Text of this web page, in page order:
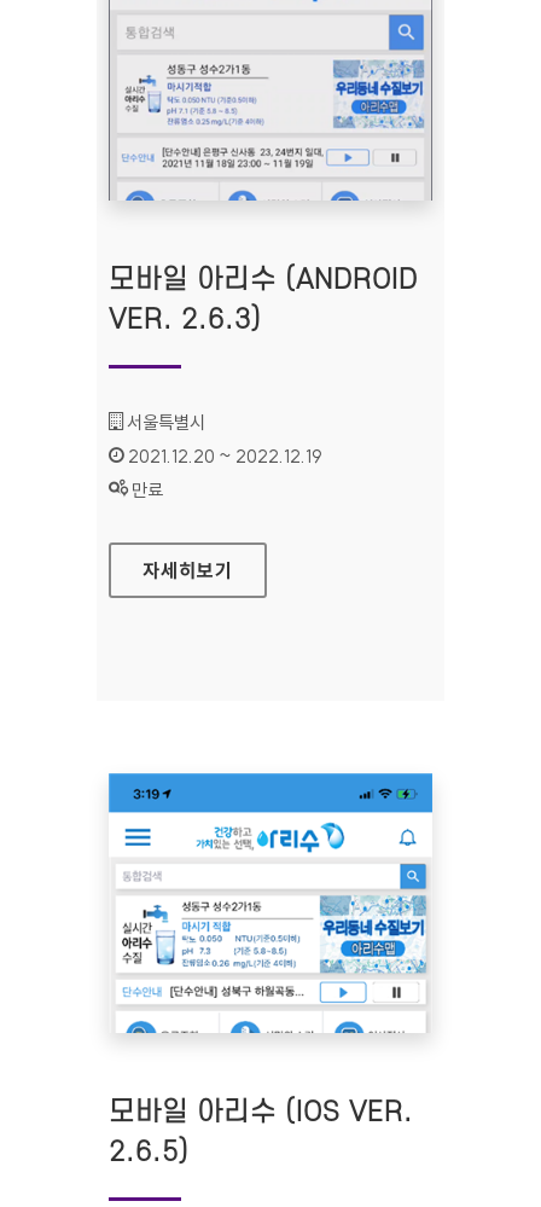
모바일 아리수 (ANDROID
VER. 2.6.3)
기관명 :
서울특별시
인증기간 :
2021.12.20 ~ 2022.12.19
상태 :
만료
모바일 아리수 (ANDROID VER. 2.6.3)
자세히보기
모바일 아리수 (IOS VER.
2.6.5)